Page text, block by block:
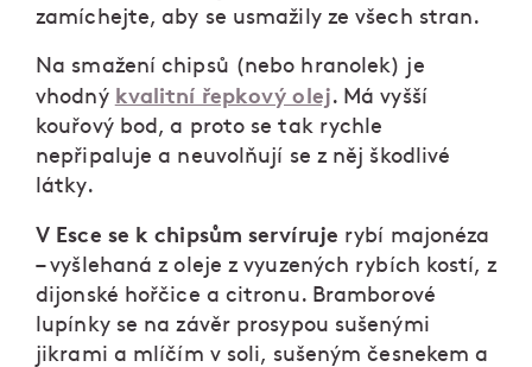
zamíchejte, aby se usmažily ze všech stran.
Na smažení chipsů (nebo hranolek) je
vhodný kvalitní řepkový olej. Má vyšší
kouřový bod, a proto se tak rychle
nepřipaluje a neuvolňují se z něj škodlivé
látky.
V Esce se k chipsům servíruje rybí majonéza
– vyšlehaná z oleje z vyuzených rybích kostí, z
dijonské hořčice a citronu. Bramborové
lupínky se na závěr prosypou sušenými
jikrami a mlíčím v soli, sušeným česnekem a